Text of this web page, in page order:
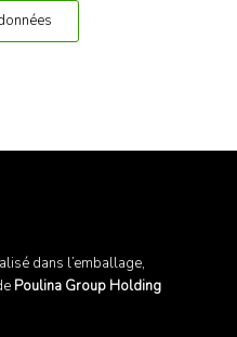
dans l’emballage,
Poulina Group Holding